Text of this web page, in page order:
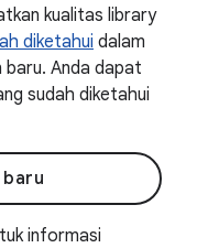
kualitas library
diketahui dalam
baru. Anda dapat
sudah diketahui
baru
informasi